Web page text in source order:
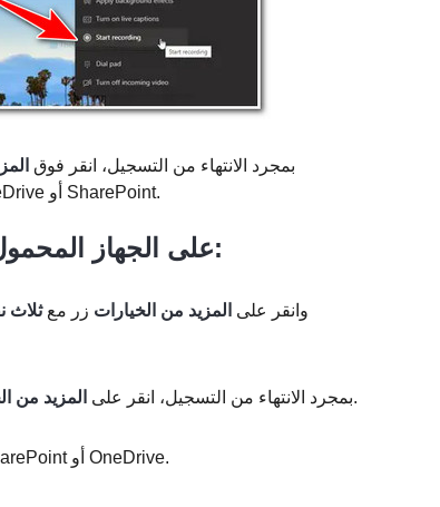
بمجرد الانتهاء من التسجيل، انقر فوق
سيتم بعد ذلك تخزين الملف المسجل على OneDrive أو SharePoint.
2. كيفية تسجيل اجتماع Microsoft Teams على الجهاز المحمول:
قم بالوصول إلى الاجتماع على Teams، وانقر على المزيد من الخيارات زر معثلاث
بمجرد الانتهاء من التسجيل، انقر على المزيد من .
بعد ذلك، سيتم تخزين الملف المسجل وحفظه على SharePoint أو OneDrive.